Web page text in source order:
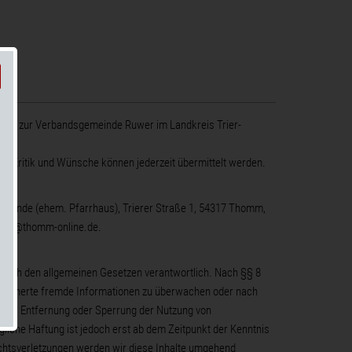
zur Verbandsgemeinde Ruwer im Landkreis Trier-
Kritik und Wünsche können jederzeit übermittelt werden.
(ehem. Pfarrhaus), Trierer Straße 1, 54317 Thomm,
online.de.
den allgemeinen Gesetzen verantwortlich. Nach §§ 8
fremde Informationen zu überwachen oder nach
Entfernung oder Sperrung der Nutzung von
Haftung ist jedoch erst ab dem Zeitpunkt der Kenntnis
werden wir diese Inhalte umgehend